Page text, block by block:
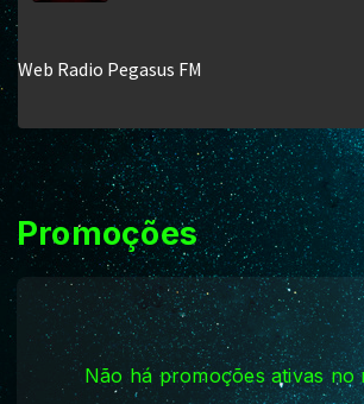
Promoções
Não há promoções ativas no